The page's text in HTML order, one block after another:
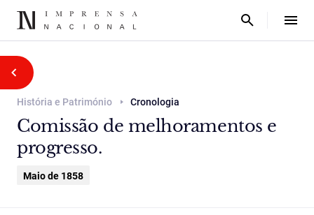
História e Património Cronologia
Comissão de melhoramentos e
progresso.
Maio de 1858